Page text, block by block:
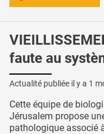
faute au
Actualité publiée il y a 1
Cette équipe de
Jérusalem propose
pathologique associé